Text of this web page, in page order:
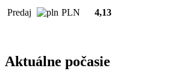
Predaj PLN 4,13
Aktuálne počasie